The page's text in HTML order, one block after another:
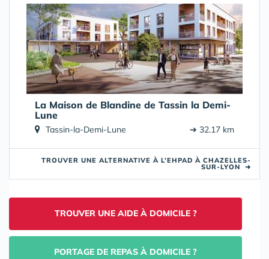
La Maison de Blandine de Tassin la Demi-
Lune
Tassin-la-Demi-Lune ➔ 32.17 km
TROUVER UNE ALTERNATIVE À L’EHPAD À CHAZELLES-
SUR-LYON ➜
TROUVER UNE AIDE À DOMICILE ?
PORTAGE DE REPAS À DOMICILE ?